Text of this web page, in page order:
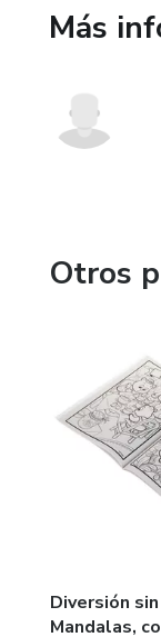
Más
Otros
Diversión
Mandalas,